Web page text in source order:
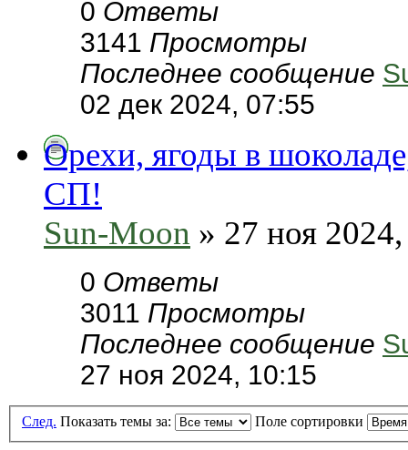
0 Ответы
3141 Просмотры
Последнее сообщение
02 дек 2024, 07:55
Орехи, ягоды в
СП!
Sun-Moon » 27 ноя
0 Ответы
3011 Просмотры
Последнее сообщение
27 ноя 2024, 10:15
След. Показать темы за: Поле сортировки